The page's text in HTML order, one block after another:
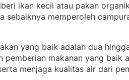
ikan kecil atau pakan
sebaiknya memperoleh
yang baik adalah dua
pemberian makanan yang baik
menjaga kualitas air dari